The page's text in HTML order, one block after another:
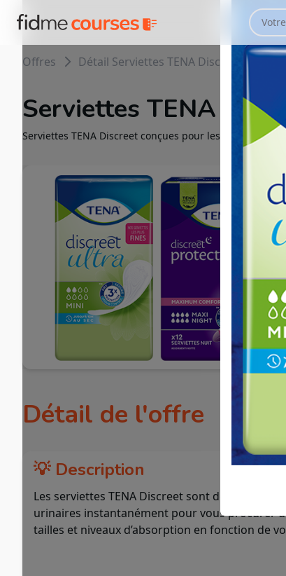
Offres Détail Serviettes TENA Discreet
Serviettes TENA
Serviettes TENA Discreet conçues pour les fuites
Détail de l'offre
💡 Description
Les serviettes TENA Discreet sont des
urinaires instantanément pour vous procurer
tailles et niveaux d’absorption en fonction de